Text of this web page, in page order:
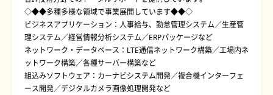
◇◆◆多種多様な領域で事業展開しています◆◆◇
ビジネスアプリケーション：人事給与、勤怠管理システム／生産管
理システム／経営情報分析システム／ERPパッケージなど
ネットワーク・データベース：LTE通信ネットワーク構築／工場内ネ
ットワーク構築／各種サーバー構築など
組込みソフトウェア：カーナビシステム開発／複合機インターフェ
ース開発／デジタルカメラ画像処理開発など